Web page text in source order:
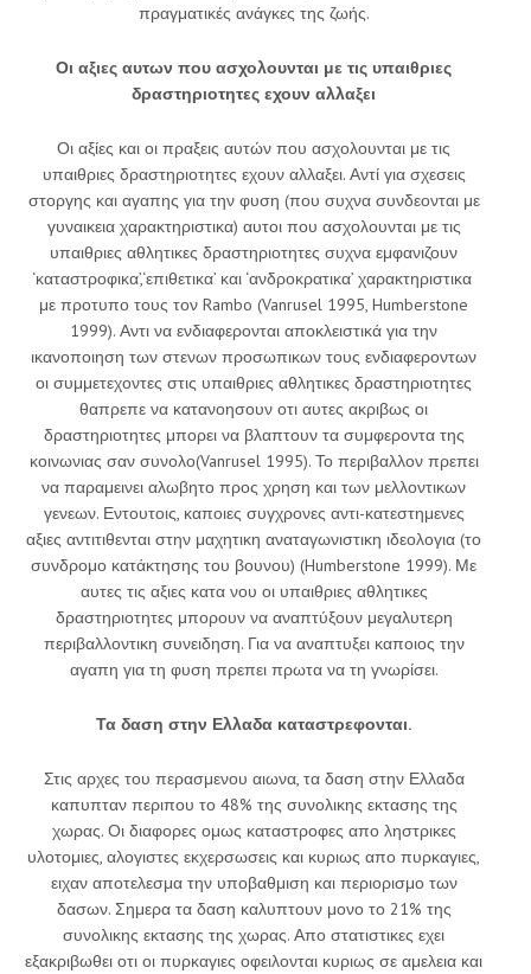
πραγματικές ανάγκες της ζωής.
Οι αξιες αυτων που ασχολουνται με τις υπαιθριες
δραστηριοτητες εχουν αλλαξει
Οι αξίες και οι πραξεις αυτών που ασχολουνται με τις
υπαιθριες δραστηριοτητες εχουν αλλαξει. Αντί για σχεσεις
στοργης και αγαπης για την φυση (που συχνα συνδεονται με
γυναικεια χαρακτηριστικα) αυτοι που ασχολουνται με τις
υπαιθριες αθλητικες δραστηριοτητες συχνα εμφανιζουν
‘καταστροφικα’,‘επιθετικα’ και ‘ανδροκρατικα’ χαρακτηριστικα
με προτυπο τους τον Rambo (Vanrusel 1995, Humberstone
1999). Αντι να ενδιαφερονται αποκλειστικά για την
ικανοποιηση των στενων προσωπικων τους ενδιαφεροντων
οι συμμετεχοντες στις υπαιθριες αθλητικες δραστηριοτητες
θαπρεπε να κατανοησουν οτι αυτες ακριβως οι
δραστηριοτητες μπορει να βλαπτουν τα συμφεροντα της
κοινωνιας σαν συνολο(Vanrusel 1995). Το περιβαλλον πρεπει
να παραμεινει αλωβητο προς χρηση και των μελλοντικων
γενεων. Εντουτοις, καποιες συγχρονες αντι-κατεστημενες
αξιες αντιτιθενται στην μαχητικη αναταγωνιστικη ιδεολογια (το
συνδρομο κατάκτησης του βουνου) (Humberstone 1999). Με
αυτες τις αξιες κατα νου οι υπαιθριες αθλητικες
δραστηριοτητες μπορουν να αναπτύξουν μεγαλυτερη
περιβαλλοντικη συνειδηση. Για να αναπτυξει καποιος την
αγαπη για τη φυση πρεπει πρωτα να τη γνωρίσει.
Τα δαση στην Ελλαδα καταστρεφονται.
Στις αρχες του περασμενου αιωνα, τα δαση στην Ελλαδα
καπυπταν περιπου το 48% της συνολικης εκτασης της
χωρας. Οι διαφορες ομως καταστροφες απο ληστρικες
υλοτομιες, αλογιστες εκχερσωσεις και κυριως απο πυρκαγιες,
ειχαν αποτελεσμα την υποβαθμιση και περιορισμο των
δασων. Σημερα τα δαση καλυπτουν μονο το 21% της
συνολικης εκτασης της χωρας. Απο στατιστικες εχει
εξακριβωθει οτι οι πυρκαγιες οφειλονται κυριως σε αμελεια και